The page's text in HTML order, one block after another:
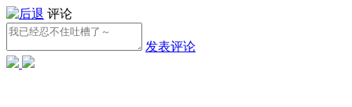
评论
发表评论